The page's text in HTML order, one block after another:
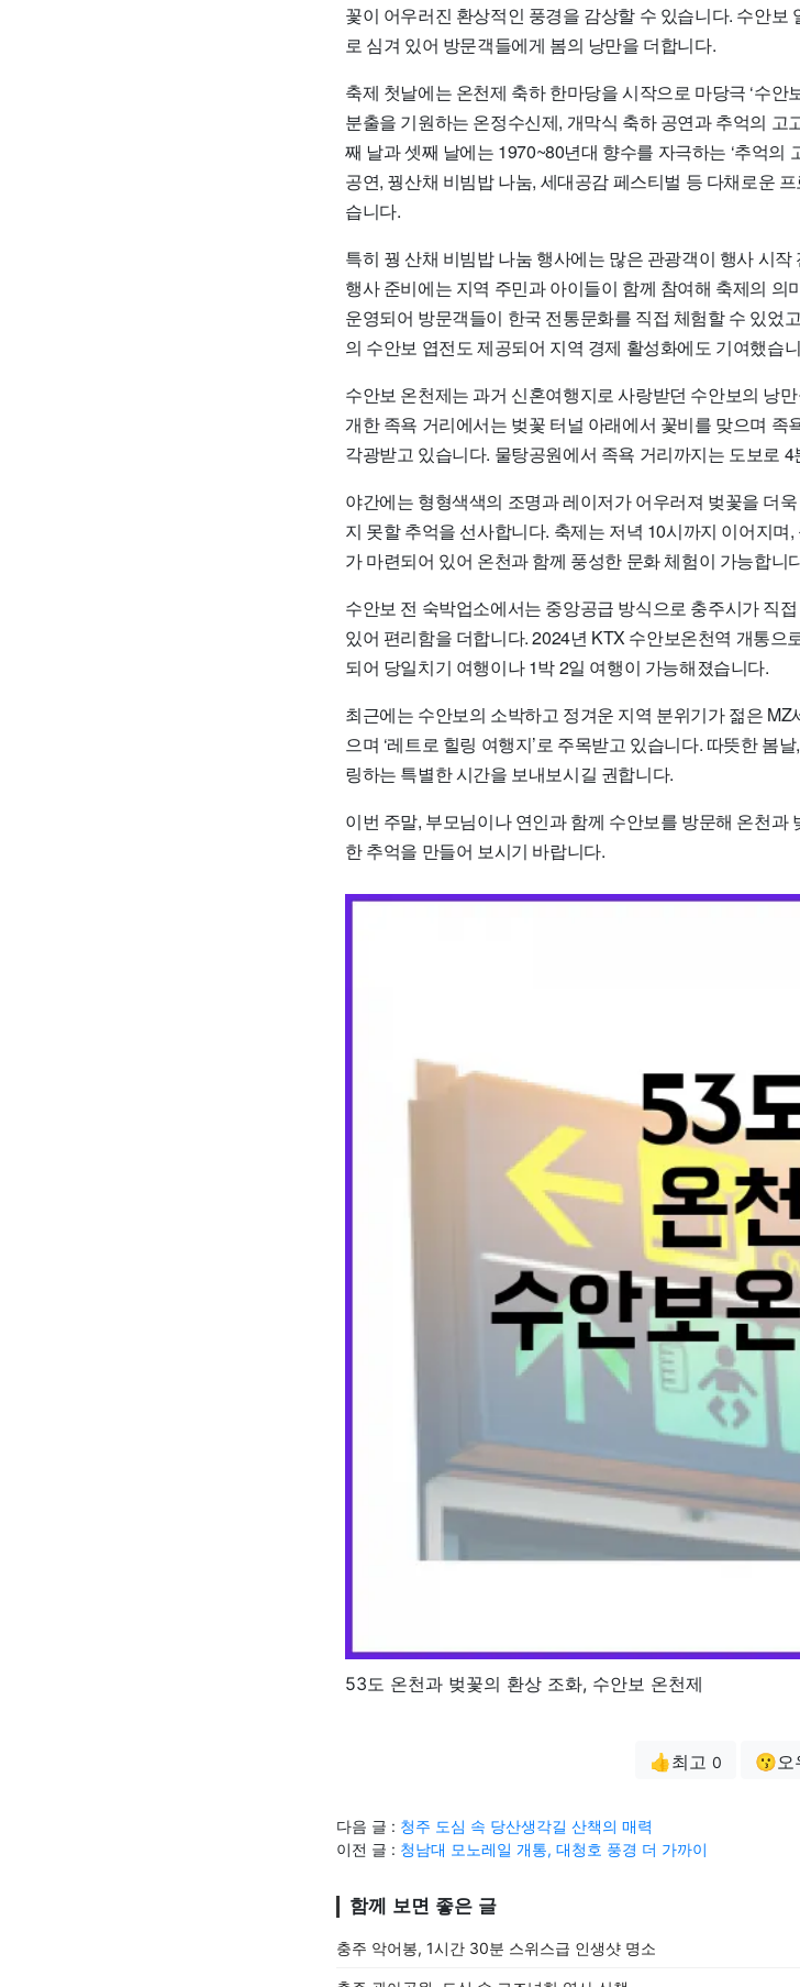
꽃이 어우러진 환상적인 풍경을 감상할 수 있습니다. 수안
로 심겨 있어 방문객들에게 봄의 낭만을 더합니다.
축제 첫날에는 온천제 축하 한마당을 시작으로 마당극 ‘수안
분출을 기원하는 온정수신제, 개막식 축하 공연과 추억의
째 날과 셋째 날에는 1970~80년대 향수를 자극하는 ‘추억의
공연, 꿩산채 비빔밥 나눔, 세대공감 페스티벌 등 다채로운
습니다.
특히 꿩 산채 비빔밥 나눔 행사에는 많은 관광객이 행사 시
행사 준비에는 지역 주민과 아이들이 함께 참여해 축제의
운영되어 방문객들이 한국 전통문화를 직접 체험할 수 있었
의 수안보 엽전도 제공되어 지역 경제 활성화에도 기여했습
수안보 온천제는 과거 신혼여행지로 사랑받던 수안보의 낭
개한 족욕 거리에서는 벚꽃 터널 아래에서 꽃비를 맞으며 족
각광받고 있습니다. 물탕공원에서 족욕 거리까지는 도보로
야간에는 형형색색의 조명과 레이저가 어우러져 벚꽃을 더
지 못할 추억을 선사합니다. 축제는 저녁 10시까지 이어지
가 마련되어 있어 온천과 함께 풍성한 문화 체험이 가능합니
수안보 전 숙박업소에서는 중앙공급 방식으로 충주시가 직
있어 편리함을 더합니다. 2024년 KTX 수안보온천역 개통으
되어 당일치기 여행이나 1박 2일 여행이 가능해졌습니다.
최근에는 수안보의 소박하고 정겨운 지역 분위기가 젊은
으며 ‘레트로 힐링 여행지’로 주목받고 있습니다. 따뜻한 봄
링하는 특별한 시간을 보내보시길 권합니다.
이번 주말, 부모님이나 연인과 함께 수안보를 방문해 온천
한 추억을 만들어 보시기 바랍니다.
53도 온천과 벚꽃의 환상 조화, 수안보 온천제
👍최고 0 😗오
다음 글 : 청주 도심 속 당산생각길 산책의 매력
이전 글 : 청남대 모노레일 개통, 대청호 풍경 더 가까이
함께 보면 좋은 글
충주 악어봉, 1시간 30분 스위스급 인생샷 명소